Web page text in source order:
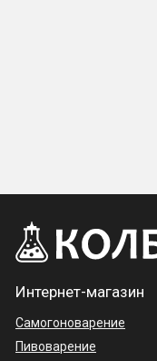
Интернет-магазин
Самогоноварение
Пивоварение